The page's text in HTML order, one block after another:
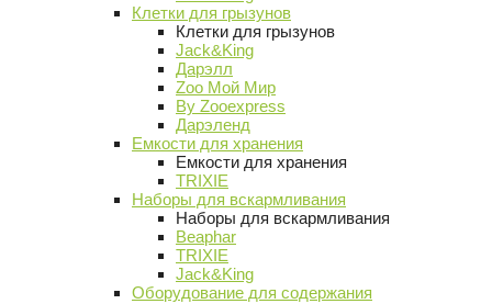
Клетки для грызунов
Клетки для грызунов
Jack&King
Дарэлл
Zoo Мой Мир
By Zooexpress
Дарэленд
Емкости для хранения
Емкости для хранения
TRIXIE
Наборы для вскармливания
Наборы для вскармливания
Beaphar
TRIXIE
Jack&King
Оборудование для содержания